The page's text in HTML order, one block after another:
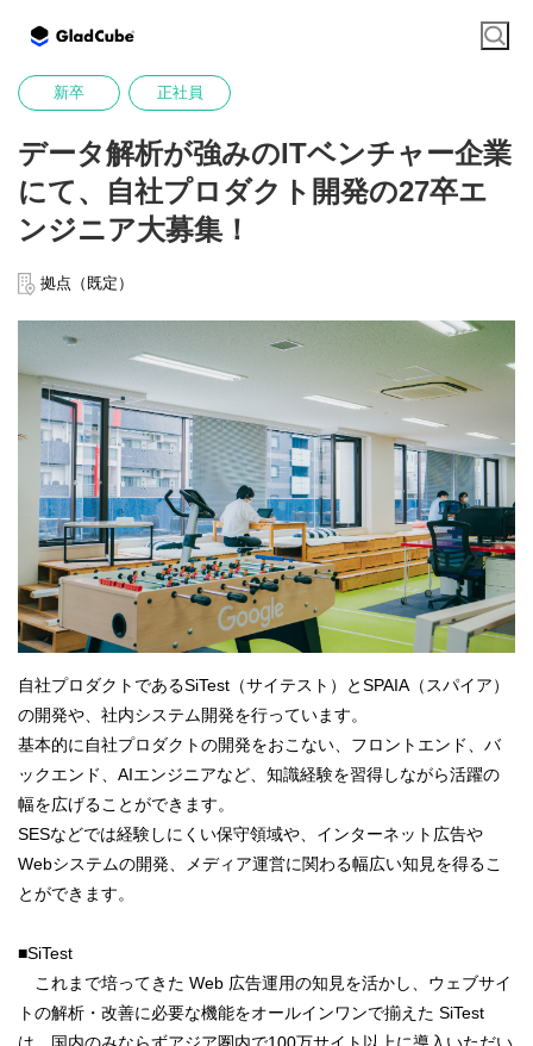
新卒 正社員
データ解析が強みのITベンチャー企業
にて、自社プロダクト開発の27卒エ
ンジニア大募集！
拠点（既定）
自社プロダクトであるSiTest（サイテスト）とSPAIA（スパイア）
の開発や、社内システム開発を行っています。
基本的に自社プロダクトの開発をおこない、フロントエンド、バ
ックエンド、AIエンジニアなど、知識経験を習得しながら活躍の
幅を広げることができます。
SESなどでは経験しにくい保守領域や、インターネット広告や
Webシステムの開発、メディア運営に関わる幅広い知見を得るこ
とができます。
■SiTest
これまで培ってきた Web 広告運用の知見を活かし、ウェブサイ
トの解析・改善に必要な機能をオールインワンで揃えた SiTest
は、国内のみならずアジア圏内で100万サイト以上に導入いただい